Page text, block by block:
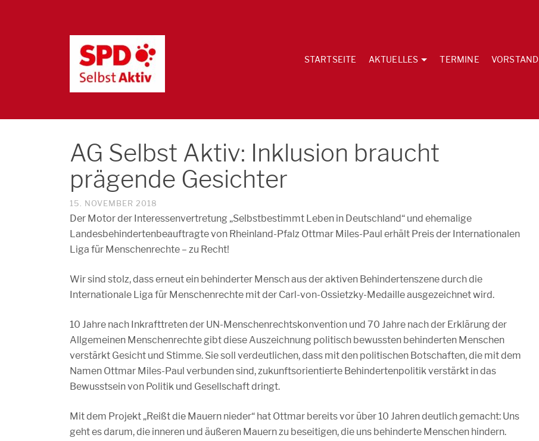
STARTSEITE AKTUELLES TERMINE VORSTAND
AG Selbst Aktiv: Inklusion braucht
prägende Gesichter
15. NOVEMBER 2018
Der Motor der Interessenvertretung „Selbstbestimmt Leben in Deutschland“ und ehemalige
Landesbehindertenbeauftragte von Rheinland-Pfalz Ottmar Miles-Paul erhält Preis der Internationalen
Liga für Menschenrechte – zu Recht!
Wir sind stolz, dass erneut ein behinderter Mensch aus der aktiven Behindertenszene durch die
Internationale Liga für Menschenrechte mit der Carl-von-Ossietzky-Medaille ausgezeichnet wird.
10 Jahre nach Inkrafttreten der UN-Menschenrechtskonvention und 70 Jahre nach der Erklärung der
Allgemeinen Menschenrechte gibt diese Auszeichnung politisch bewussten behinderten Menschen
verstärkt Gesicht und Stimme. Sie soll verdeutlichen, dass mit den politischen Botschaften, die mit dem
Namen Ottmar Miles-Paul verbunden sind, zukunftsorientierte Behindertenpolitik verstärkt in das
Bewusstsein von Politik und Gesellschaft dringt.
Mit dem Projekt „Reißt die Mauern nieder“ hat Ottmar bereits vor über 10 Jahren deutlich gemacht: Uns
geht es darum, die inneren und äußeren Mauern zu beseitigen, die uns behinderte Menschen hindern.